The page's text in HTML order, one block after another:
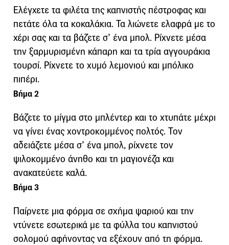
Ελέγχετε τα φιλέτα της καπνιστής πέστροφας και
πετάτε όλα τα κοκαλάκια. Τα λιώνετε ελαφρά με το
χέρι σας και τα βάζετε σ’ ένα μπολ. Ρίχνετε μέσα
την ξαρμυρισμένη κάπαρη και τα τρία αγγουράκια
τουρσί. Ρίχνετε το χυμό λεμονιού και μπόλικο
πιπέρι.
Βήμα 2
Βάζετε το μίγμα στο μπλέντερ και το χτυπάτε μέχρι
να γίνει ένας χοντροκομμένος πολτός. Τον
αδειάζετε μέσα σ’ ένα μπολ, ρίχνετε τον
ψιλοκομμένο άνηθο και τη μαγιονέζα και
ανακατεύετε καλά.
Βήμα 3
Παίρνετε μια φόρμα σε σχήμα ψαριού και την
ντύνετε εσωτερικά με τα φύλλα του καπνιστού
σολομού αφήνοντας να εξέχουν από τη φόρμα.